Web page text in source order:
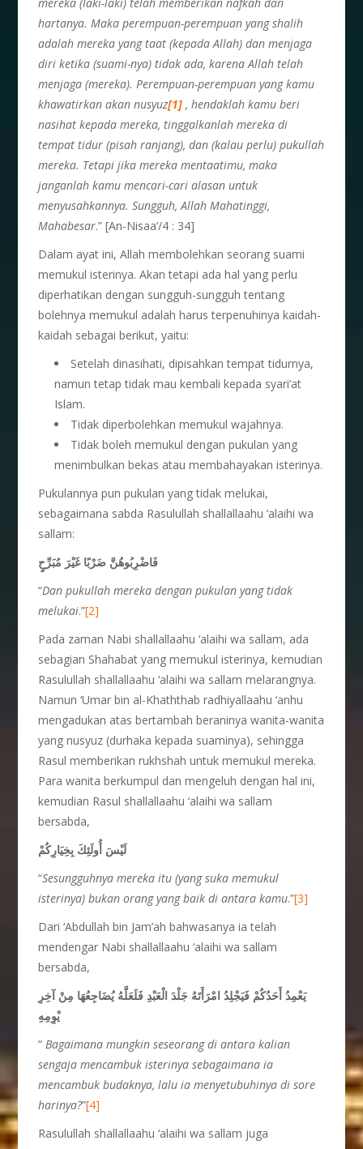
hartanya. Maka perempuan-perempuan yang shalih
adalah mereka yang taat (kepada Allah) dan menjaga
diri ketika (suami-nya) tidak ada, karena Allah telah
menjaga (mereka). Perempuan-perempuan yang kamu
khawatirkan akan nusyuz[1] , hendaklah kamu beri
nasihat kepada mereka, tinggalkanlah mereka di
tempat tidur (pisah ranjang), dan (kalau perlu) pukullah
mereka. Tetapi jika mereka mentaatimu, maka
janganlah kamu mencari-cari alasan untuk
menyusahkannya. Sungguh, Allah Mahatinggi,
Mahabesar.” [An-Nisaa’/4 : 34]
Dalam ayat ini, Allah membolehkan seorang suami
memukul isterinya. Akan tetapi ada hal yang perlu
diperhatikan dengan sungguh-sungguh tentang
bolehnya memukul adalah harus terpenuhinya kaidah-
kaidah sebagai berikut, yaitu:
Setelah dinasihati, dipisahkan tempat tidurnya,
namun tetap tidak mau kembali kepada syari’at
Islam.
Tidak diperbolehkan memukul wajahnya.
Tidak boleh memukul dengan pukulan yang
menimbulkan bekas atau membahayakan isterinya.
Pukulannya pun pukulan yang tidak melukai,
sebagaimana sabda Rasulullah shallallaahu ‘alaihi wa
sallam:
فَاضْرِبُوهُنَّ ضَرْبًا غَيْرَ مُبَرِّحٍ
“Dan pukullah mereka dengan pukulan yang tidak
melukai.”[2]
Pada zaman Nabi shallallaahu ‘alaihi wa sallam, ada
sebagian Shahabat yang memukul isterinya, kemudian
Rasulullah shallallaahu ‘alaihi wa sallam melarangnya.
Namun ‘Umar bin al-Khaththab radhiyallaahu ‘anhu
mengadukan atas bertambah beraninya wanita-wanita
yang nusyuz (durhaka kepada suaminya), sehingga
Rasul memberikan rukhshah untuk memukul mereka.
Para wanita berkumpul dan mengeluh dengan hal ini,
kemudian Rasul shallallaahu ‘alaihi wa sallam
bersabda,
لَيْسَ أُولَئِكَ بِخِيَارِكُمْ
“Sesungguhnya mereka itu (yang suka memukul
isterinya) bukan orang yang baik di antara kamu.”[3]
Dari ‘Abdullah bin Jam’ah bahwasanya ia telah
mendengar Nabi shallallaahu ‘alaihi wa sallam
bersabda,
يَعْمِدُ أَحَدُكُمْ فَيَجْلِدُ امْرَأَتَهُ جَلْدَ الْعَبْدِ فَلَعَلَّهُ يُضَاجِعُهَا مِنْ آخِرِ
يْوِمِهِ
“Bagaimana mungkin seseorang di antara kalian
sengaja mencambuk isterinya sebagaimana ia
mencambuk budaknya, lalu ia menyetubuhinya di sore
harinya?”[4]
Rasulullah shallallaahu ‘alaihi wa sallam juga